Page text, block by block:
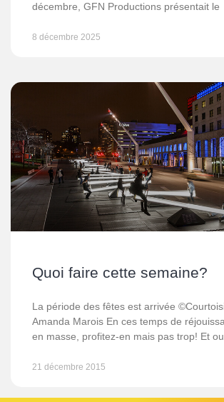
décembre, GFN Productions présentait le
8 décembre 2025
Quoi faire cette semaine?
La période des fêtes est arrivée
Amanda Marois En ces temps de
en masse, profitez-en mais pas trop! Et
21 décembre 2015